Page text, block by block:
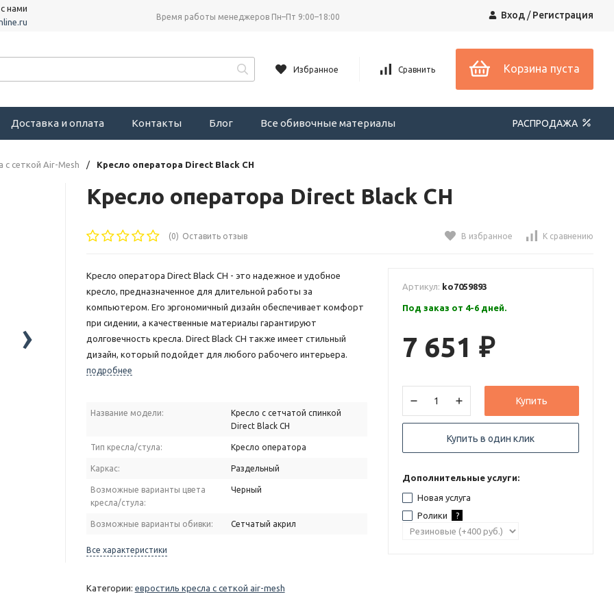
нами
Время работы менеджеров Пн–Пт 9:00–18:00 Вход/Регистрация
Избранное Сравнить Корзина пуста
Доставка и оплата Контакты Блог Все обивочные материалы РАСПРОДАЖА
с сеткой Air-Mesh / Кресло оператора Direct Black CH
›
Кресло оператора Direct Black CH
(0) Оставить отзыв В избранное К сравнению
Кресло оператора Direct Black CH - это надежное и удобное
кресло, предназначенное для длительной работы за
компьютером. Его эргономичный дизайн обеспечивает комфорт
при сидении, а качественные материалы гарантируют
долговечность кресла. Direct Black CH также имеет стильный
дизайн, который подойдет для любого рабочего интерьера.
подробнее
Название модели:
Кресло с сетчатой спинкой
Direct Black CH
Тип кресла/стула: Кресло оператора
Каркас: Раздельный
Возможные варианты цвета
кресла/стула:
Черный
Возможные варианты обивки: Сетчатый акрил
Все характеристики
Категории: евростиль кресла с сеткой air-mesh
Артикул: ko7059893
Под заказ от 4-6 дней.
7 651 ₽
Купить
Купить в один клик
Дополнительные услуги:
Новая услуга
Ролики
?